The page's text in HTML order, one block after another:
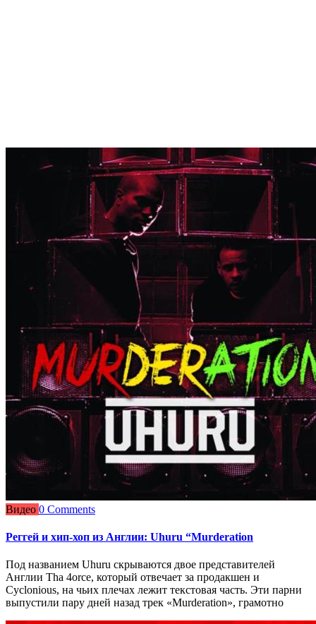
Видео 0 Comments
Реггей и хип-хоп из Англии: Uhuru “Murderation
Под названием Uhuru скрываются двое представителей
Англии Tha 4orce, который отвечает за продакшен и
Cyclonious, на чьих плечах лежит текстовая часть. Эти парни
выпустили пару дней назад трек «Murderation», грамотно